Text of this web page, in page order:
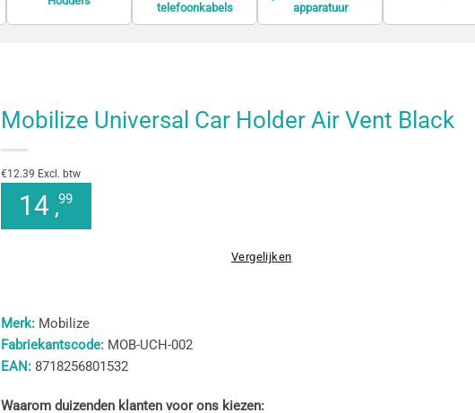
telefoonkabels
apparatuur
Mobilize Universal Car Holder Air Vent Black
€12.39 Excl. btw
14,99
Vergelijken
Merk:Mobilize
Fabriekantscode:MOB-UCH-002
EAN:8718256801532
Waarom duizenden klanten voor ons kiezen: